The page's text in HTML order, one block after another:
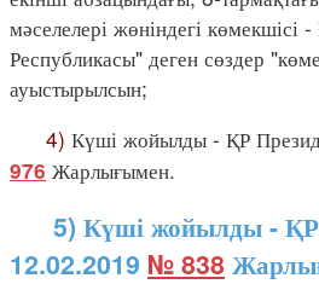
мәселелері жөніндегі көмекшісі
Республикасы" деген сөздер
ауыстырылсын;
4) Күші жойылды - ҚР
976 Жарлығымен.
5) Күші жойылды - ҚР
12.02.2019 № 838